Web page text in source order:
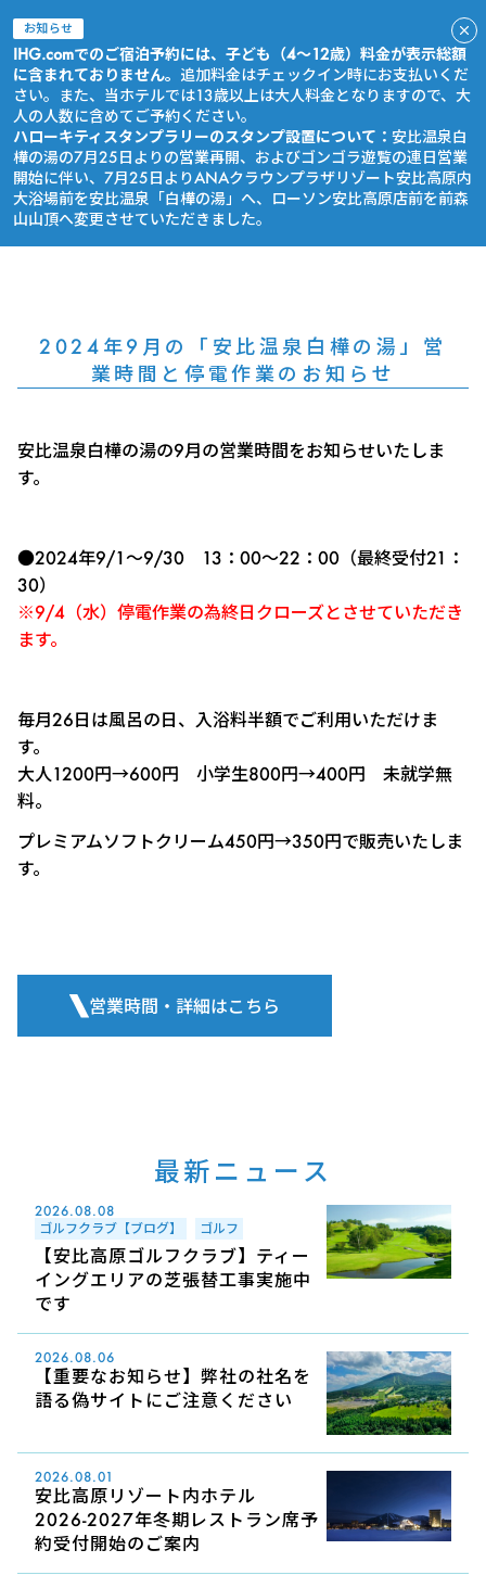
お知らせ
IHG.comでのご宿泊予約には、子ども（4～12歳）料金が表示総額
に含まれておりません。 追加料金はチェックイン時にお支払いくだ
さい。また、当ホテルでは13歳以上は大人料金となりますので、大
人の人数に含めてご予約ください。
ハローキティスタンプラリーのスタンプ設置について： 安比温泉白
樺の湯の7月25日よりの営業再開、およびゴンゴラ遊覧の連日営業
開始に伴い、7月25日よりANAクラウンプラザリゾート安比高原内
大浴場前を安比温泉「白樺の湯」へ、ローソン安比高原店前を前森
山山頂へ変更させていただきました。
2024年9月の「安比温泉白樺の湯」営
業時間と停電作業のお知らせ
安比温泉白樺の湯の9月の営業時間をお知らせいたしま
す。
●2024年9/1～9/30 13：00～22：00（最終受付21：
30）
※9/4（水）停電作業の為終日クローズとさせていただき
ます。
毎月26日は風呂の日、入浴料半額でご利用いただけま
す。
大人1200円→600円 小学生800円→400円 未就学無
料。
プレミアムソフトクリーム450円→350円で販売いたしま
す。
営業時間・詳細はこちら
最新ニュース
2026.08.08
ゴルフクラブ【ブログ】
ゴルフ
【安比高原ゴルフクラブ】ティー
イングエリアの芝張替工事実施中
です
2026.08.06
【重要なお知らせ】弊社の社名を
語る偽サイトにご注意ください
2026.08.01
安比高原リゾート内ホテル
2026-2027年冬期レストラン席予
約受付開始のご案内